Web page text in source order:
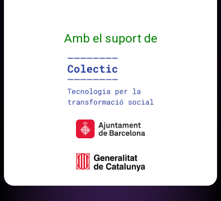
Amb el suport de